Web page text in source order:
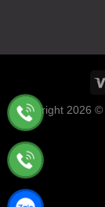
Copyright 2026 ©